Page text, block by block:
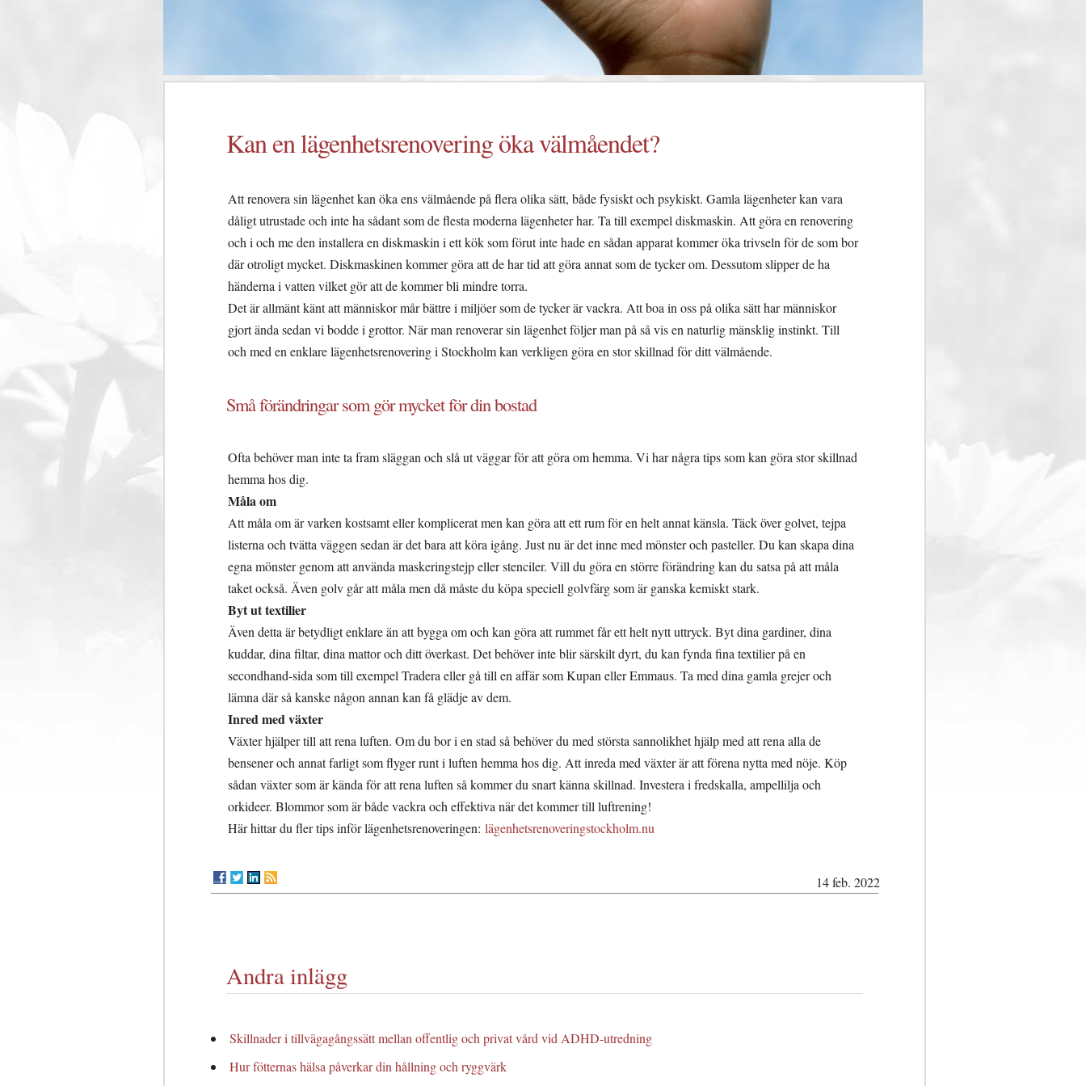
Kan en lägenhetsrenovering öka välmåendet?
Att renovera sin lägenhet kan öka ens välmående på flera olika sätt, både fysiskt och psykiskt. Gamla lägenheter kan vara
dåligt utrustade och inte ha sådant som de flesta moderna lägenheter har. Ta till exempel diskmaskin. Att göra en renovering
och i och me den installera en diskmaskin i ett kök som förut inte hade en sådan apparat kommer öka trivseln för de som bor
där otroligt mycket. Diskmaskinen kommer göra att de har tid att göra annat som de tycker om. Dessutom slipper de ha
händerna i vatten vilket gör att de kommer bli mindre torra.
Det är allmänt känt att människor mår bättre i miljöer som de tycker är vackra. Att boa in oss på olika sätt har människor
gjort ända sedan vi bodde i grottor. När man renoverar sin lägenhet följer man på så vis en naturlig mänsklig instinkt. Till
och med en enklare lägenhetsrenovering i Stockholm kan verkligen göra en stor skillnad för ditt välmående.
Små förändringar som gör mycket för din bostad
Ofta behöver man inte ta fram släggan och slå ut väggar för att göra om hemma. Vi har några tips som kan göra stor skillnad
hemma hos dig.
Måla om
Att måla om är varken kostsamt eller komplicerat men kan göra att ett rum för en helt annat känsla. Täck över golvet, tejpa
listerna och tvätta väggen sedan är det bara att köra igång. Just nu är det inne med mönster och pasteller. Du kan skapa dina
egna mönster genom att använda maskeringstejp eller stenciler. Vill du göra en större förändring kan du satsa på att måla
taket också. Även golv går att måla men då måste du köpa speciell golvfärg som är ganska kemiskt stark.
Byt ut textilier
Även detta är betydligt enklare än att bygga om och kan göra att rummet får ett helt nytt uttryck. Byt dina gardiner, dina
kuddar, dina filtar, dina mattor och ditt överkast. Det behöver inte blir särskilt dyrt, du kan fynda fina textilier på en
secondhand-sida som till exempel Tradera eller gå till en affär som Kupan eller Emmaus. Ta med dina gamla grejer och
lämna där så kanske någon annan kan få glädje av dem.
Inred med växter
Växter hjälper till att rena luften. Om du bor i en stad så behöver du med största sannolikhet hjälp med att rena alla de
bensener och annat farligt som flyger runt i luften hemma hos dig. Att inreda med växter är att förena nytta med nöje. Köp
sådan växter som är kända för att rena luften så kommer du snart känna skillnad. Investera i fredskalla, ampellilja och
orkideer. Blommor som är både vackra och effektiva när det kommer till luftrening!
Här hittar du fler tips inför lägenhetsrenoveringen:lägenhetsrenoveringstockholm.nu
14 feb. 2022
Andra inlägg
Skillnader i tillvägagångssätt mellan offentlig och privat vård vid ADHD-utredning
Hur fötternas hälsa påverkar din hållning och ryggvärk